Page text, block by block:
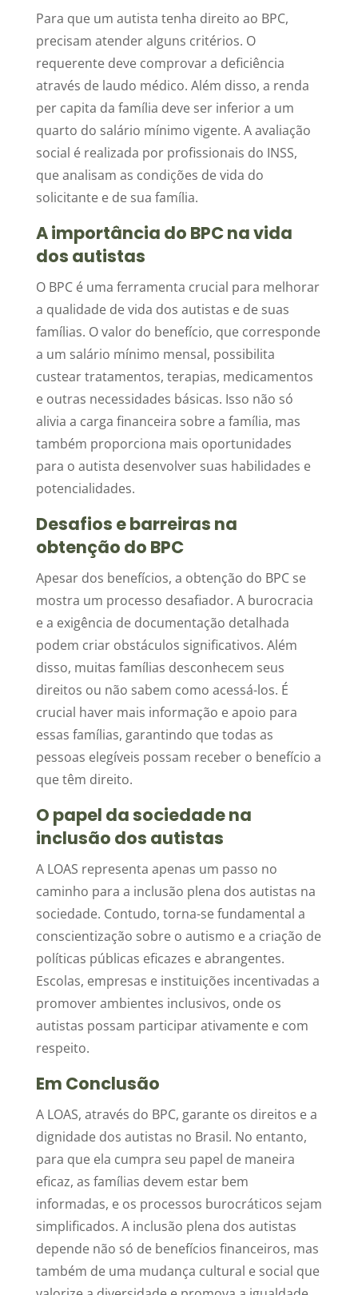
Para que um autista tenha direito ao BPC,
precisam atender alguns critérios. O
requerente deve comprovar a deficiência
através de laudo médico. Além disso, a renda
per capita da família deve ser inferior a um
quarto do salário mínimo vigente. A avaliação
social é realizada por profissionais do INSS,
que analisam as condições de vida do
solicitante e de sua família.
A importância do BPC na vida
dos autistas
O BPC é uma ferramenta crucial para melhorar
a qualidade de vida dos autistas e de suas
famílias. O valor do benefício, que corresponde
a um salário mínimo mensal, possibilita
custear tratamentos, terapias, medicamentos
e outras necessidades básicas. Isso não só
alivia a carga financeira sobre a família, mas
também proporciona mais oportunidades
para o autista desenvolver suas habilidades e
potencialidades.
Desafios e barreiras na
obtenção do BPC
Apesar dos benefícios, a obtenção do BPC se
mostra um processo desafiador. A burocracia
e a exigência de documentação detalhada
podem criar obstáculos significativos. Além
disso, muitas famílias desconhecem seus
direitos ou não sabem como acessá-los. É
crucial haver mais informação e apoio para
essas famílias, garantindo que todas as
pessoas elegíveis possam receber o benefício a
que têm direito.
O papel da sociedade na
inclusão dos autistas
A LOAS representa apenas um passo no
caminho para a inclusão plena dos autistas na
sociedade. Contudo, torna-se fundamental a
conscientização sobre o autismo e a criação de
políticas públicas eficazes e abrangentes.
Escolas, empresas e instituições incentivadas a
promover ambientes inclusivos, onde os
autistas possam participar ativamente e com
respeito.
Em Conclusão
A LOAS, através do BPC, garante os direitos e a
dignidade dos autistas no Brasil. No entanto,
para que ela cumpra seu papel de maneira
eficaz, as famílias devem estar bem
informadas, e os processos burocráticos sejam
simplificados. A inclusão plena dos autistas
depende não só de benefícios financeiros, mas
também de uma mudança cultural e social que